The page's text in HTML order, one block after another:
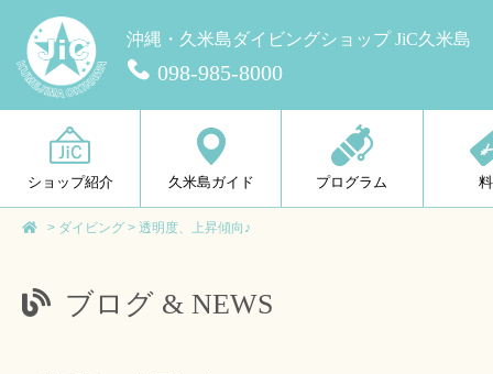
沖縄・久米島ダイビングショップ JiC久米島
098-985-8000
ショップ紹介 久米島ガイド プログラム
> ダイビング > 透明度、上昇傾向♪
ブログ & NEWS